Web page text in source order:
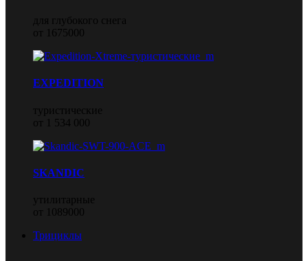
для глубокого снега
от 1675000
EXPEDITION
туристические
от 1 534 000
SKANDIC
утилитарные
от 1089000
Трициклы